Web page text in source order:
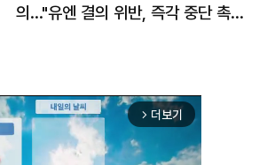
의…"유엔 결의 위반, 즉각 중단 촉
arrow_forward_ios 더보기